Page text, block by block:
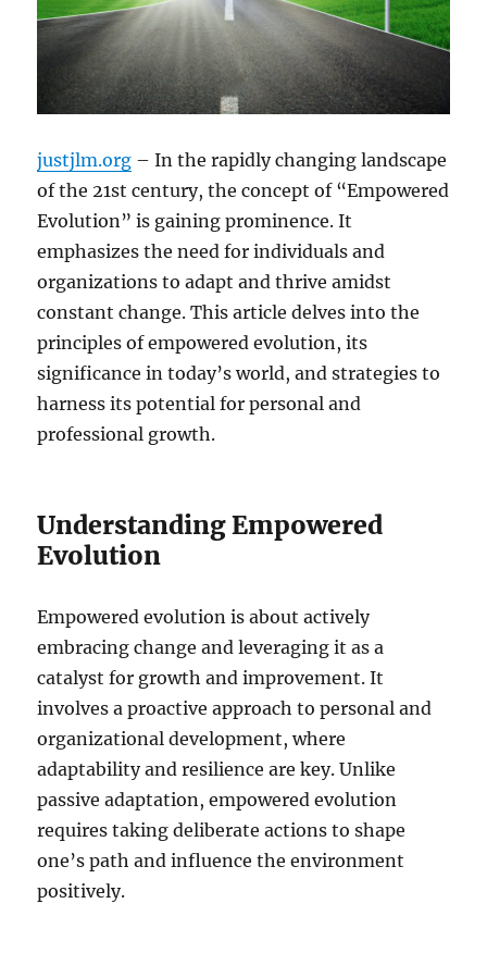
justjlm.org – In the rapidly changing landscape
of the 21st century, the concept of “Empowered
Evolution” is gaining prominence. It
emphasizes the need for individuals and
organizations to adapt and thrive amidst
constant change. This article delves into the
principles of empowered evolution, its
significance in today’s world, and strategies to
harness its potential for personal and
professional growth.
Understanding Empowered
Evolution
Empowered evolution is about actively
embracing change and leveraging it as a
catalyst for growth and improvement. It
involves a proactive approach to personal and
organizational development, where
adaptability and resilience are key. Unlike
passive adaptation, empowered evolution
requires taking deliberate actions to shape
one’s path and influence the environment
positively.